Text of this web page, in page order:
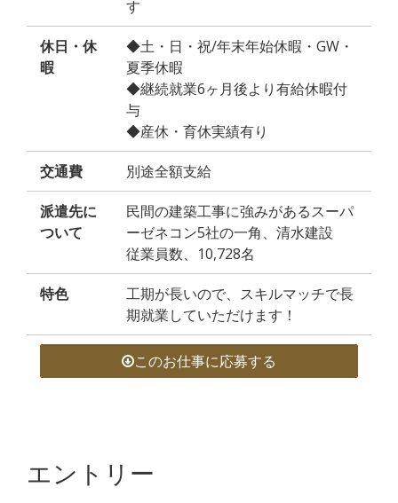
す
休日・休
暇
◆土・日・祝/年末年始休暇・GW・
夏季休暇
◆継続就業6ヶ月後より有給休暇付
与
◆産休・育休実績有り
交通費 別途全額支給
派遣先に
ついて
民間の建築工事に強みがあるスーパ
ーゼネコン5社の一角、清水建設
従業員数、10,728名
特色
工期が長いので、スキルマッチで長
期就業していただけます！
このお仕事に応募する
エントリー